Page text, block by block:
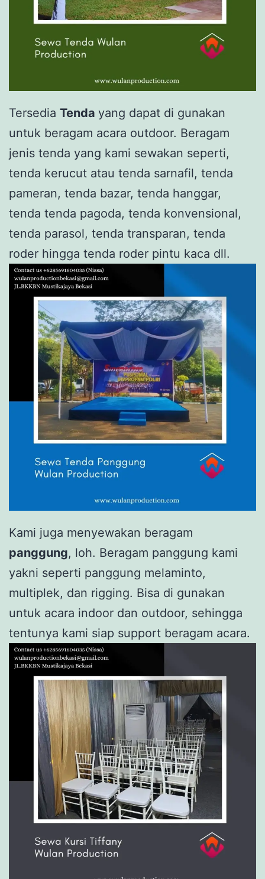
Tersedia Tenda yang dapat di gunakan
untuk beragam acara outdoor. Beragam
jenis tenda yang kami sewakan seperti,
tenda kerucut atau tenda sarnafil, tenda
pameran, tenda bazar, tenda hanggar,
tenda tenda pagoda, tenda konvensional,
tenda parasol, tenda transparan, tenda
roder hingga tenda roder pintu kaca dll.
Kami juga menyewakan beragam
panggung, loh. Beragam panggung kami
yakni seperti panggung melaminto,
multiplek, dan rigging. Bisa di gunakan
untuk acara indoor dan outdoor, sehingga
tentunya kami siap support beragam acara.